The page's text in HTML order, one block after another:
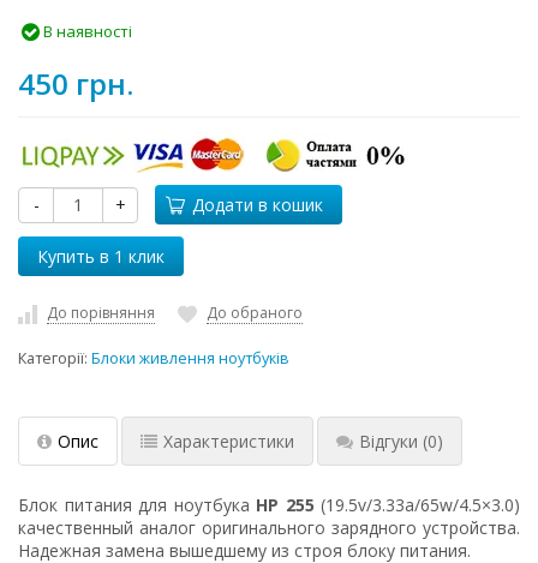
В наявності
450 грн.
- + Додати в кошик
До порівняння До обраного
Категорії: Блоки живлення ноутбуків
Опис Характеристики Відгуки (0)
Блок питания для ноутбука HP 255 (19.5v/3.33a/65w/4.5×3.0)
качественный аналог оригинального зарядного устройства.
Надежная замена вышедшему из строя блоку питания.